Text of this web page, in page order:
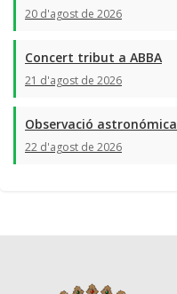
20 d'agost de 2026
Concert tribut a ABBA
21 d'agost de 2026
Observació astronómica
22 d'agost de 2026